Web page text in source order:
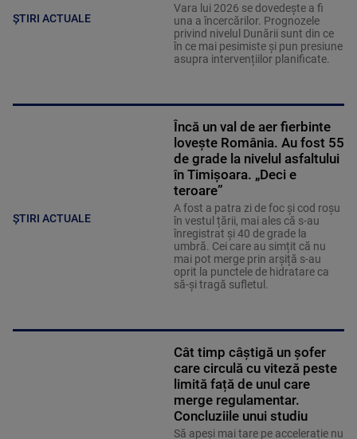
ȘTIRI ACTUALE
Vara lui 2026 se dovedește a fi
una a încercărilor. Prognozele
privind nivelul Dunării sunt din ce
în ce mai pesimiste și pun presiune
asupra intervențiilor planificate.
ȘTIRI ACTUALE
Încă un val de aer fierbinte
lovește România. Au fost 55
de grade la nivelul asfaltului
în Timișoara. „Deci e
teroare”
A fost a patra zi de foc și cod roșu
în vestul țării, mai ales că s-au
înregistrat și 40 de grade la
umbră. Cei care au simțit că nu
mai pot merge prin arșiță s-au
oprit la punctele de hidratare ca
să-și tragă sufletul.
Cât timp câștigă un șofer
care circulă cu viteză peste
limită față de unul care
merge regulamentar.
Concluziile unui studiu
Să apeși mai tare pe accelerație nu